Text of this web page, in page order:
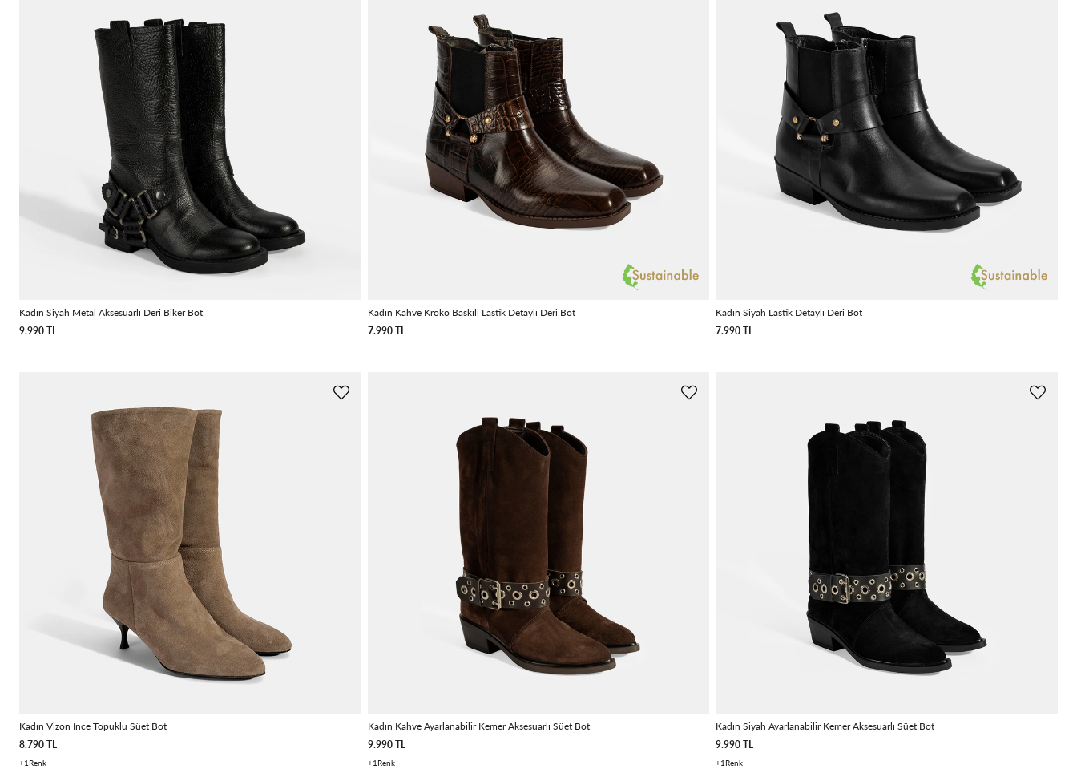
Kadın Siyah Metal Aksesuarlı Deri Biker Bot
9.990 TL
Kadın Kahve Kroko Baskılı Lastik Detaylı Deri Bot
7.990 TL
Kadın Siyah Lastik Detaylı Deri Bot
7.990 TL
Kadın Vizon İnce Topuklu Süet Bot
8.790 TL
1
Kadın Kahve Ayarlanabilir Kemer Aksesuarlı Süet Bot
9.990 TL
1
Kadın Siyah Ayarlanabilir Kemer Aksesuarlı Süet Bot
9.990 TL
1